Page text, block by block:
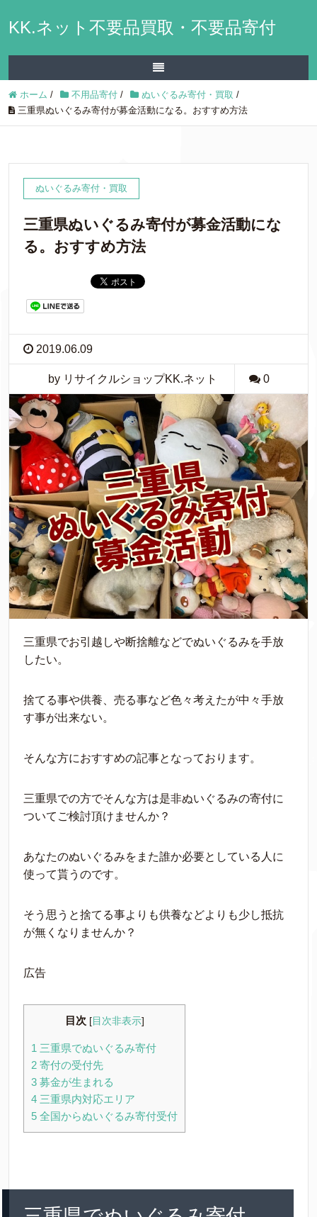
KK.ネット不要品買取・不要品寄付
ホーム / 不用品寄付 / ぬいぐるみ寄付・買取 /
三重県ぬいぐるみ寄付が募金活動になる。おすすめ方法
ぬいぐるみ寄付・買取
三重県ぬいぐるみ寄付が募金活動にな
る。おすすめ方法
2019.06.09
by リサイクルショップKK.ネット 0
三重県でお引越しや断捨離などでぬいぐるみを手放
したい。
捨てる事や供養、売る事など色々考えたが中々手放
す事が出来ない。
そんな方におすすめの記事となっております。
三重県での方でそんな方は是非ぬいぐるみの寄付に
ついてご検討頂けませんか？
あなたのぬいぐるみをまた誰か必要としている人に
使って貰うのです。
そう思うと捨てる事よりも供養などよりも少し抵抗
が無くなりませんか？
広告
目次 [目次非表示]
1 三重県でぬいぐるみ寄付
2 寄付の受付先
3 募金が生まれる
4 三重県内対応エリア
5 全国からぬいぐるみ寄付受付